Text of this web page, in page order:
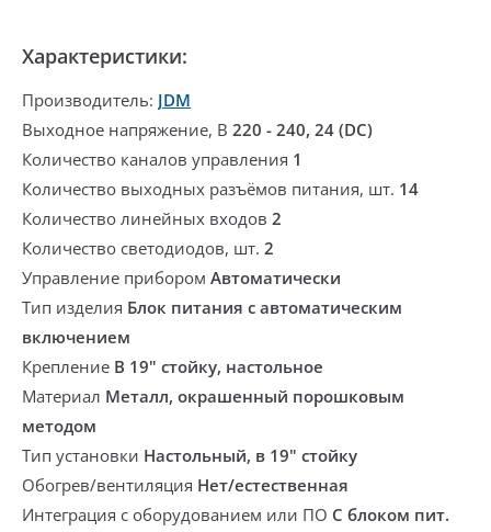
Характеристики:
Производитель: JDM
Выходное напряжение, В 220 - 240, 24 (DC)
Количество каналов управления 1
Количество выходных разъёмов питания, шт. 14
Количество линейных входов 2
Количество светодиодов, шт. 2
Управление прибором Автоматически
Тип изделия Блок питания с автоматическим
включением
Крепление В 19" стойку, настольное
Материал Металл, окрашенный порошковым
методом
Тип установки Настольный, в 19" стойку
Обогрев/вентиляция Нет/естественная
Интеграция с оборудованием или ПО С блоком пит.